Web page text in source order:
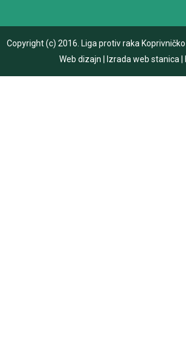
Copyright (c) 2016. Liga protiv raka
Web dizajn
Izrada web stanica